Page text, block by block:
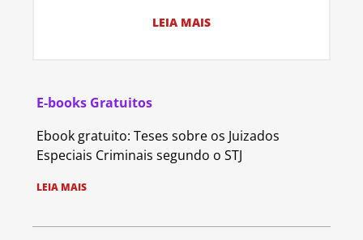
LEIA MAIS
E-books Gratuitos
Ebook gratuito: Teses sobre os Juizados
Especiais Criminais segundo o STJ
LEIA MAIS